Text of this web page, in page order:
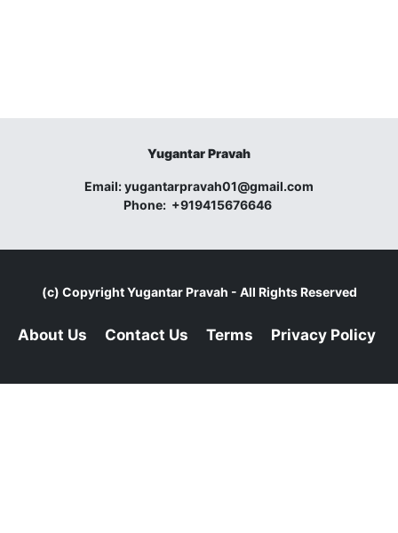
Yugantar Pravah
Email:yugantarpravah01@gmail.com
Phone: +919415676646
(c) CopyrightYugantar Pravah - All Rights Reserved
About Us Contact Us Terms Privacy Policy